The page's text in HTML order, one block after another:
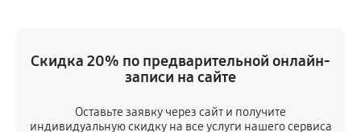
Скидка 20% по предварительной онлайн-
записи на сайте
Оставьте заявку через сайт и получите
индивидуальную скидку на все услуги нашего сервиса